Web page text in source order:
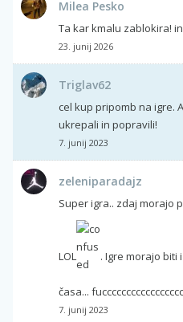
Milea Pesko
Ta kar kmalu zablokira!
23. junij 2026
Triglav62
cel kup pripomb na igre.
ukrepali in popravili!
7. junij 2023
zeleniparadajz
Super igra.. zdaj morajo
LOL . Igre morajo biti
časa...
7. junij 2023